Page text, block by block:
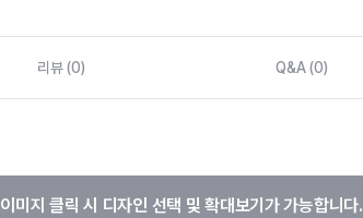
리뷰 (0) Q&A (0)
이미지 클릭 시 디자인 선택 및 확대보기가 가능합니다.